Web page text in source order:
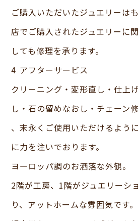
ご購入いただいたジュエリーは
店でご購入されたジュエリーに関
しても修理を承ります。
4 アフターサービス
クリーニング・変形直し・仕上
し・石の留めなおし・チェーン
、末永くご使用いただけるよう
に力を注いでおります。
ヨーロッパ調のお洒落な外観。
2階が工房、1階がジュエリーシ
り、アットホームな雰囲気です